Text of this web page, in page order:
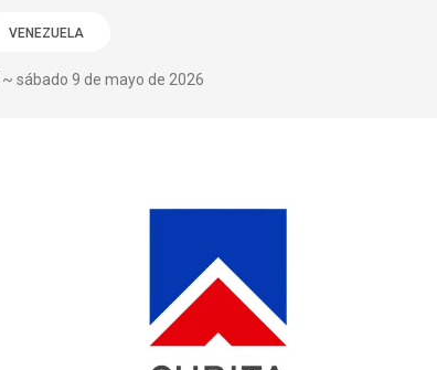
VENEZUELA
~ sábado 9 de mayo de 2026